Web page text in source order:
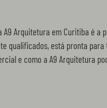
Arquitetura em Curitiba é a
qualificados, está pronta
e como a A9 Arquitetura